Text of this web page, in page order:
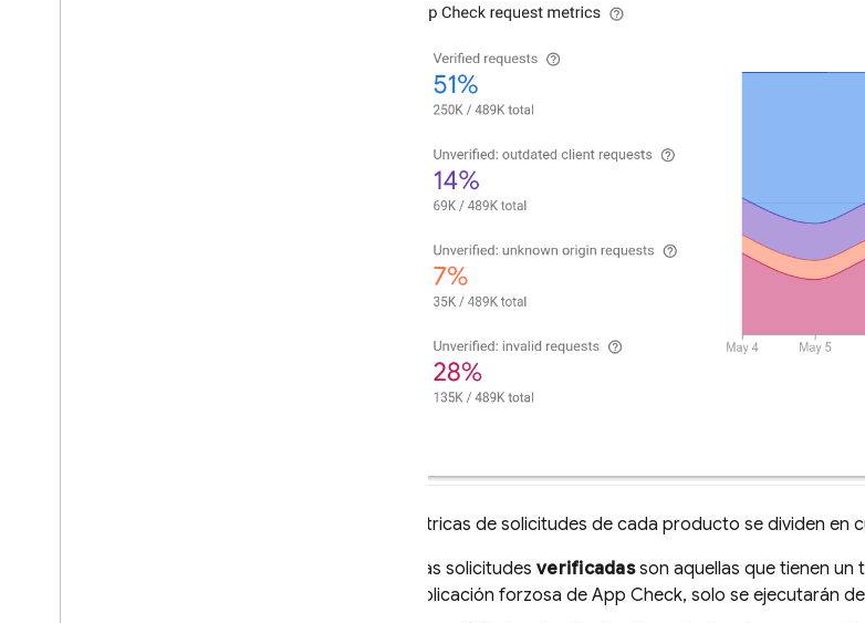
Las métricas de solicitudes de cada producto se dividen en
Las solicitudes verificadasson aquellas que tienen un
aplicación forzosa de App Check, solo se ejecutarán